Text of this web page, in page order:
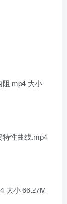
.mp4 大小
性曲线.mp4
小 66.27M